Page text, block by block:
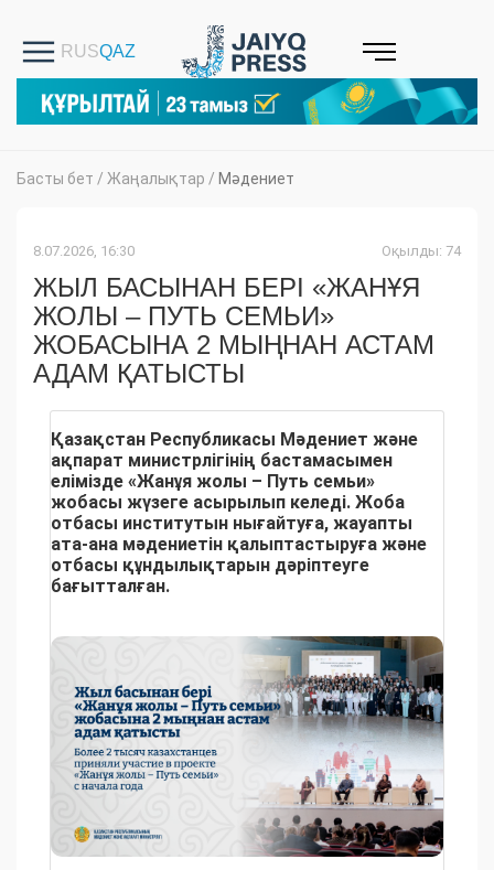
Басты бет / Жаңалықтар / Мәдениет
8.07.2026, 16:30 Оқылды: 74
ЖЫЛ БАСЫНАН БЕРІ «ЖАНҰЯ
ЖОЛЫ – ПУТЬ СЕМЬИ»
ЖОБАСЫНА 2 МЫҢНАН АСТАМ
АДАМ ҚАТЫСТЫ
Қазақстан Республикасы Мәдениет және
ақпарат министрлігінің бастамасымен
елімізде «Жанұя жолы – Путь семьи»
жобасы жүзеге асырылып келеді. Жоба
отбасы институтын нығайтуға, жауапты
ата-ана мәдениетін қалыптастыруға және
отбасы құндылықтарын дәріптеуге
бағытталған.